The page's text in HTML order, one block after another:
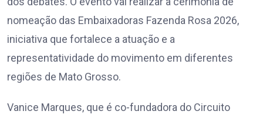
nomeação das Embaixadoras Fazenda Rosa 2026,
iniciativa que fortalece a atuação e a
representatividade do movimento em diferentes
regiões de Mato Grosso.
Vanice Marques, que é co-fundadora do Circuito